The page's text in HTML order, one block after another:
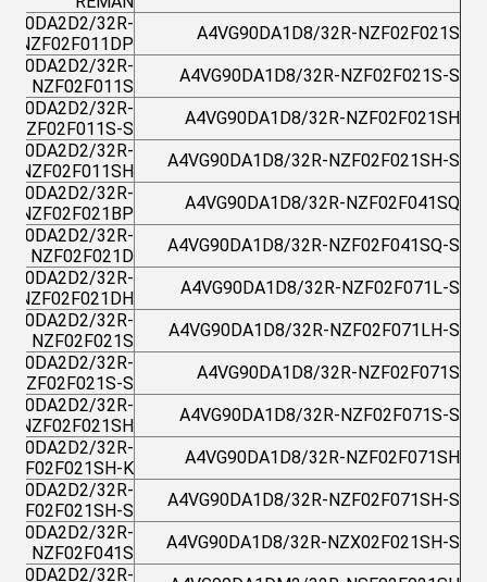
A4VG90DA1D8/32R-NZF02F021S
32R-
NZF02F011DP
A4VG90DA1D8/32R-NZF02F021S-S
32R-
NZF02F011S
A4VG90DA1D8/32R-NZF02F021SH
32R-
NZF02F011S-S
A4VG90DA1D8/32R-NZF02F021SH-S
32R-
NZF02F011SH
A4VG90DA1D8/32R-NZF02F041SQ
32R-
NZF02F021BP
A4VG90DA1D8/32R-NZF02F041SQ-S
32R-
NZF02F021D
A4VG90DA1D8/32R-NZF02F071L-S
32R-
NZF02F021DH
A4VG90DA1D8/32R-NZF02F071LH-S
32R-
NZF02F021S
A4VG90DA1D8/32R-NZF02F071S
32R-
NZF02F021S-S
A4VG90DA1D8/32R-NZF02F071S-S
32R-
NZF02F021SH
A4VG90DA1D8/32R-NZF02F071SH
32R-
NZF02F021SH-K
A4VG90DA1D8/32R-NZF02F071SH-S
32R-
NZF02F021SH-S
A4VG90DA1D8/32R-NZX02F021SH-S
32R-
NZF02F041S
32R-